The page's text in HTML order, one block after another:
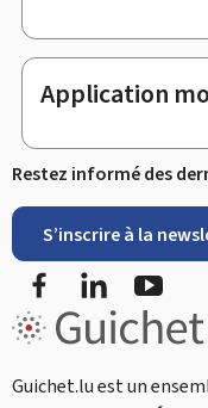
Application
Restez informé des
S’inscrire à la
FacebookLinkedIn
Guichet.lu est un